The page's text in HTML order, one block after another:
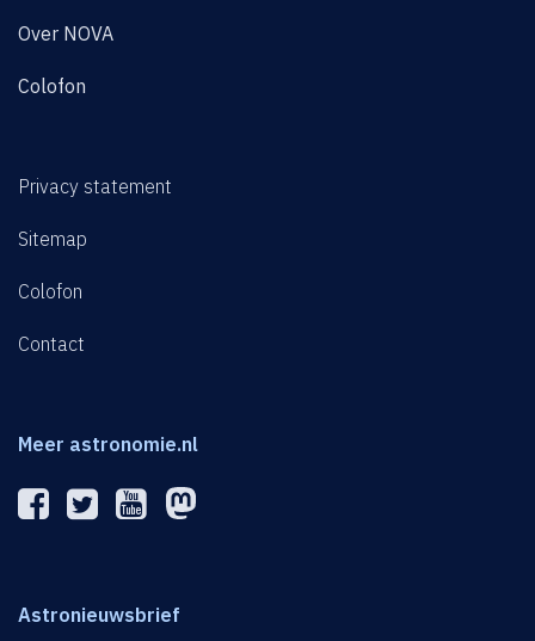
Over NOVA
Colofon
Privacy statement
Sitemap
Colofon
Contact
Meer astronomie.nl
Astronieuwsbrief